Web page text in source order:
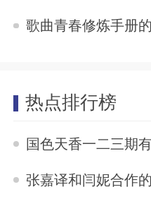
歌曲青春修炼手册的
热点排行榜
国色天香一二三期有什么区
张嘉译和闫妮合作的电视剧有哪